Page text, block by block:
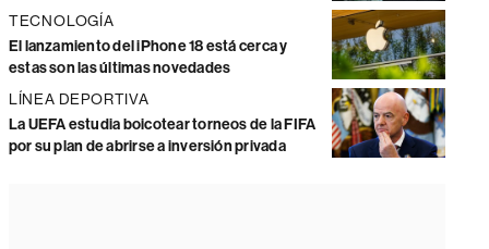
TECNOLOGÍA
El lanzamiento del iPhone 18 está cerca y
estas son las últimas novedades
LÍNEA DEPORTIVA
La UEFA estudia boicotear torneos de la FIFA
por su plan de abrirse a inversión privada